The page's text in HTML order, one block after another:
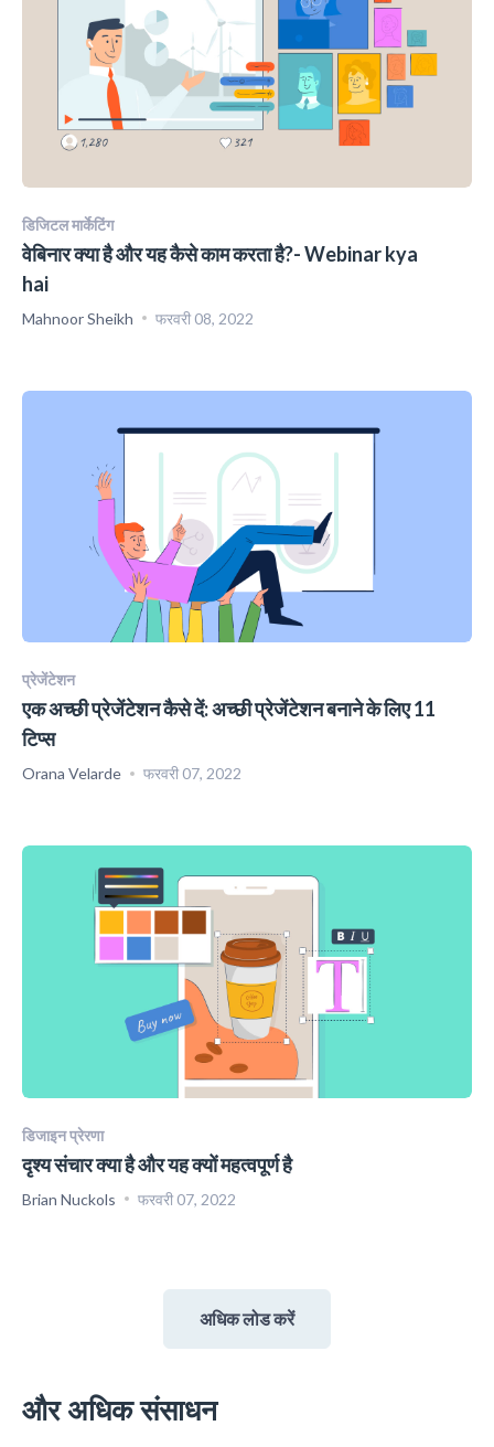
डिजिटल मार्केटिंग
वेबिनार क्या है और यह कैसे काम करता है?- Webinar kya
hai
Mahnoor Sheikh फरवरी 08, 2022
प्रेजेंटेशन
एक अच्छी प्रेजेंटेशन कैसे दें: अच्छी प्रेजेंटेशन बनाने के लिए 11
टिप्स
Orana Velarde फरवरी 07, 2022
डिजाइन प्रेरणा
दृश्य संचार क्या है और यह क्यों महत्वपूर्ण है
Brian Nuckols फरवरी 07, 2022
अधिक लोड करें
और अधिक संसाधन